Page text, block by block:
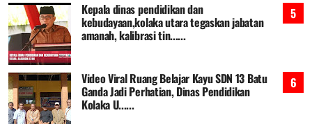
Kepala dinas pendidikan dan
kebudayaan,kolaka utara tegaskan jabatan
amanah, kalibrasi tin......
Video Viral Ruang Belajar Kayu SDN 13 Batu
Ganda Jadi Perhatian, Dinas Pendidikan
Kolaka U......